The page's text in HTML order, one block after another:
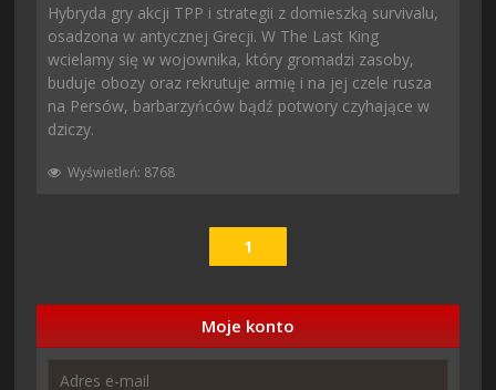
Hybryda gry akcji TPP i strategii z domieszką survivalu,
osadzona w antycznej Grecji. W The Last King
wcielamy się w wojownika, który gromadzi zasoby,
buduje obozy oraz rekrutuje armię i na jej czele rusza
na Persów, barbarzyńców bądź potwory czyhające w
dziczy.
Wyświetleń: 8768
1
Moje konto